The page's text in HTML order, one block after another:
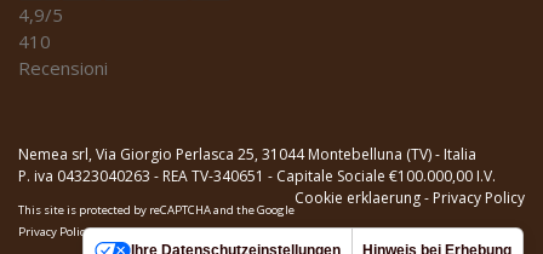
4,9/5
410
Recensioni
Nemea srl, Via Giorgio Perlasca 25, 31044 Montebelluna (TV) - Italia
P. iva 04323040263 - REA TV-340651 - Capitale Sociale €100.000,00 I.V.
Cookie erklaerung- Privacy Policy
This site is protected by reCAPTCHA and the Google
Privacy PolicyandTerms of Serviceapply.
Ihre Datenschutzeinstellungen Hinweis bei Erhebung